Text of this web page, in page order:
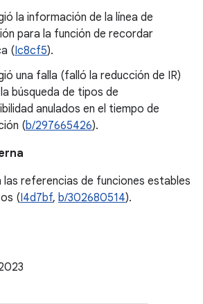
la información de la línea de
para la función de recordar
(Ic8cf5).
una falla (falló la reducción de IR)
búsqueda de tipos de
anulados en el tiempo de
(b/297665426).
las referencias de funciones estables
(I4d7bf, b/302680514).